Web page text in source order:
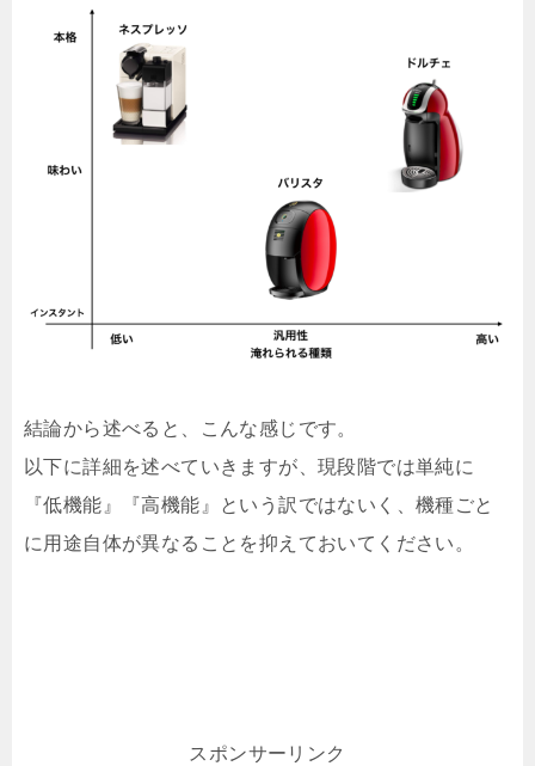
結論から述べると、こんな感じです。
以下に詳細を述べていきますが、現段階では単純に
『低機能』『高機能』という訳ではないく、機種ごと
に用途自体が異なることを抑えておいてください。
スポンサーリンク